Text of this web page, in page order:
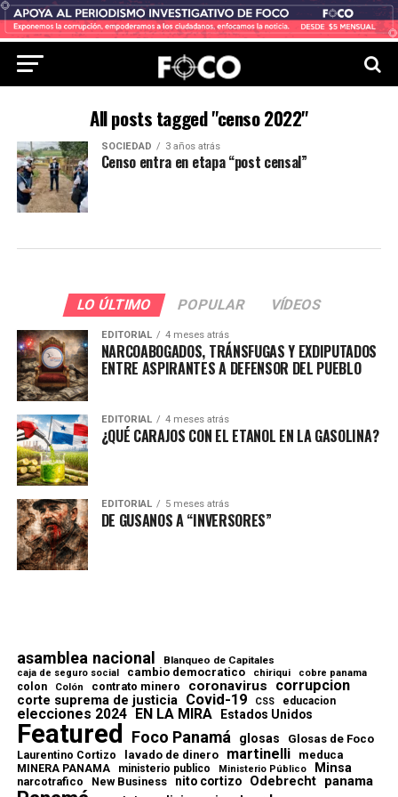
All posts tagged "censo 2022"
SOCIEDAD 3 años atrás
Censo entra en etapa “post censal”
LO ÚLTIMO POPULAR VÍDEOS
EDITORIAL 4 meses atrás
NARCOABOGADOS, TRÁNSFUGAS Y EXDIPUTADOS
ENTRE ASPIRANTES A DEFENSOR DEL PUEBLO
EDITORIAL 4 meses atrás
¿QUÉ CARAJOS CON EL ETANOL EN LA GASOLINA?
EDITORIAL 5 meses atrás
DE GUSANOS A “INVERSORES”
asamblea nacional Blanqueo de Capitales
caja de seguro social cambio democratico chiriqui cobre panama
colon Colón contrato minero coronavirus corrupcion
corte suprema de justicia Covid-19 CSS educacion
elecciones 2024 EN LA MIRA Estados Unidos
Featured Foco Panamá glosas Glosas de Foco
Laurentino Cortizo lavado de dinero martinelli meduca
MINERA PANAMA ministerio publico Ministerio Público Minsa
narcotrafico New Business nito cortizo Odebrecht panama